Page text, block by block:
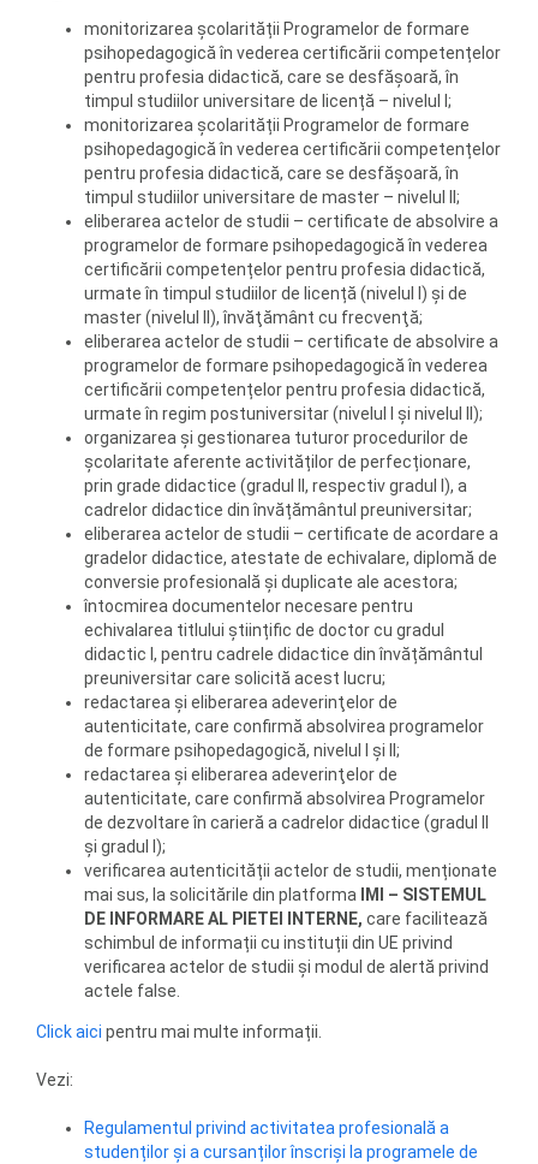
monitorizarea școlarității Programelor de formare
psihopedagogică în vederea certificării competențelor
pentru profesia didactică, care se desfășoară, în
timpul studiilor universitare de licență – nivelul I;
monitorizarea școlarității Programelor de formare
psihopedagogică în vederea certificării competențelor
pentru profesia didactică, care se desfășoară, în
timpul studiilor universitare de master – nivelul II;
eliberarea actelor de studii – certificate de absolvire a
programelor de formare psihopedagogică în vederea
certificării competențelor pentru profesia didactică,
urmate în timpul studiilor de licență (nivelul I) și de
master (nivelul II), învăţământ cu frecvenţă;
eliberarea actelor de studii – certificate de absolvire a
programelor de formare psihopedagogică în vederea
certificării competențelor pentru profesia didactică,
urmate în regim postuniversitar (nivelul I și nivelul II);
organizarea și gestionarea tuturor procedurilor de
școlaritate aferente activităților de perfecționare,
prin grade didactice (gradul II, respectiv gradul I), a
cadrelor didactice din învățământul preuniversitar;
eliberarea actelor de studii – certificate de acordare a
gradelor didactice, atestate de echivalare, diplomă de
conversie profesională și duplicate ale acestora;
întocmirea documentelor necesare pentru
echivalarea titlului științific de doctor cu gradul
didactic I, pentru cadrele didactice din învățământul
preuniversitar care solicită acest lucru;
redactarea şi eliberarea adeverinţelor de
autenticitate, care confirmă absolvirea programelor
de formare psihopedagogică, nivelul I și II;
redactarea şi eliberarea adeverinţelor de
autenticitate, care confirmă absolvirea Programelor
de dezvoltare în carieră a cadrelor didactice (gradul II
și gradul I);
verificarea autenticității actelor de studii, menționate
mai sus, la solicitările din platforma
IMI – SISTEMUL
DE INFORMARE AL PIETEI INTERNE, care facilitează
schimbul de informații cu instituții din UE privind
verificarea actelor de studii și modul de alertă privind
actele false.
Click aici pentru mai multe informații.
Vezi:
Regulamentul privind activitatea profesională a
studenților și a cursanților înscriși la programele de